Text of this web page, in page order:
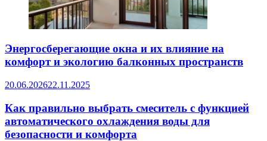
Энергосберегающие окна и их влияние на
комфорт и экологию балконных пространств
20.06.202622.11.2025
Как правильно выбрать смеситель с функцией
автоматического охлаждения воды для
безопасности и комфорта